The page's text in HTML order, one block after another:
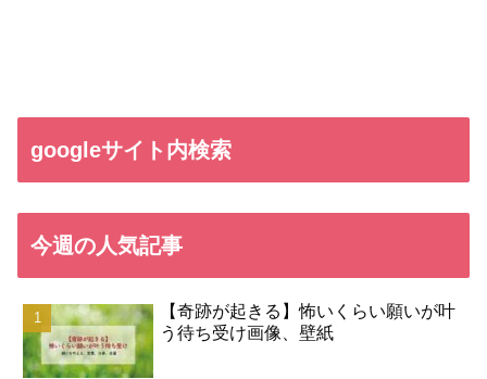
googleサイト内検索
今週の人気記事
【奇跡が起きる】怖いくらい願いが叶
う待ち受け画像、壁紙